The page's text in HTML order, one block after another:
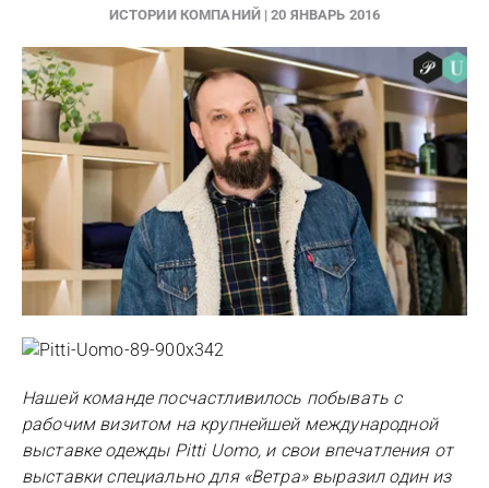
ИСТОРИИ КОМПАНИЙ | 20 ЯНВАРЬ 2016
Нашей команде посчастливилось побывать с
рабочим визитом на крупнейшей международной
выставке одежды Pitti Uomo, и свои впечатления от
выставки специально для «Ветра» выразил один из